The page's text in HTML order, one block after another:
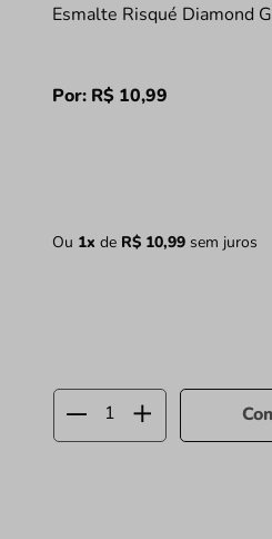
Esmalte Risqué Diamond
Por: R$ 10,99
Ou 1x de R$ 10,99sem juros